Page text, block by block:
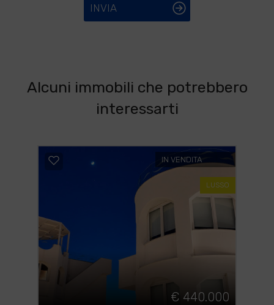
INVIA
Alcuni immobili che potrebbero
interessarti
IN VENDITA
LUSSO
€ 440.000